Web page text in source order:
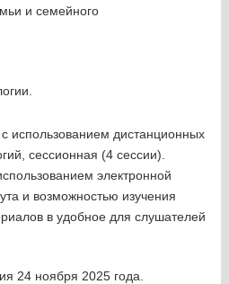
и семейного
использованием дистанционных
сессионная (4 сессии).
электронной
и возможностью изучения
в удобное для слушателей
24 ноября 2025 года.